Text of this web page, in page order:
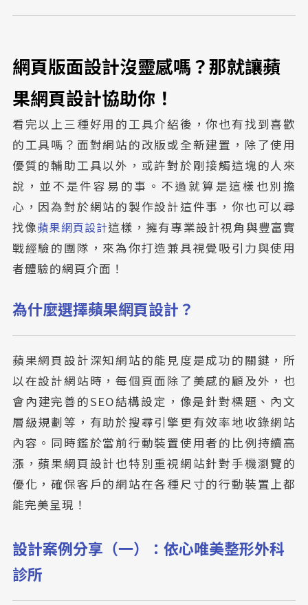
網頁版面設計沒靈感嗎？那就讓蘋
果網頁設計協助你！
看完以上三種好用的工具介紹後，你也有找到喜歡
的工具嗎？面對網站的改版或全新建置，除了使用
優質的輔助工具以外，或許對於剛接觸這塊的人來
說，並不是件容易的事。不過就算是這樣也別擔
心，因為對於網站的製作設計這件事，你也可以尋
找像蘋果網頁設計這樣，擁有專業設計視角與豐富實
戰經驗的團隊，來為你打造兼具視覺吸引力與使用
者體驗的網頁介面！
為什麼選擇蘋果網頁設計？
蘋果網頁設計深知網站的能見度是成功的關鍵，所
以在設計網站時，每個頁面除了美感的顧及外，也
會內建完善的SEO結構設定，像是針對標題、內文
層級規劃等，有助於搜尋引擎更有效率地收錄網站
內容。同時鑑於當前行動裝置使用者的比例持續高
漲，蘋果網頁設計也特別重視網站針對手機瀏覽的
優化，確保客戶的網站在各種尺寸的行動裝置上都
能完美呈現！
設計案例分享（一）：依心唯美整形外科
診所